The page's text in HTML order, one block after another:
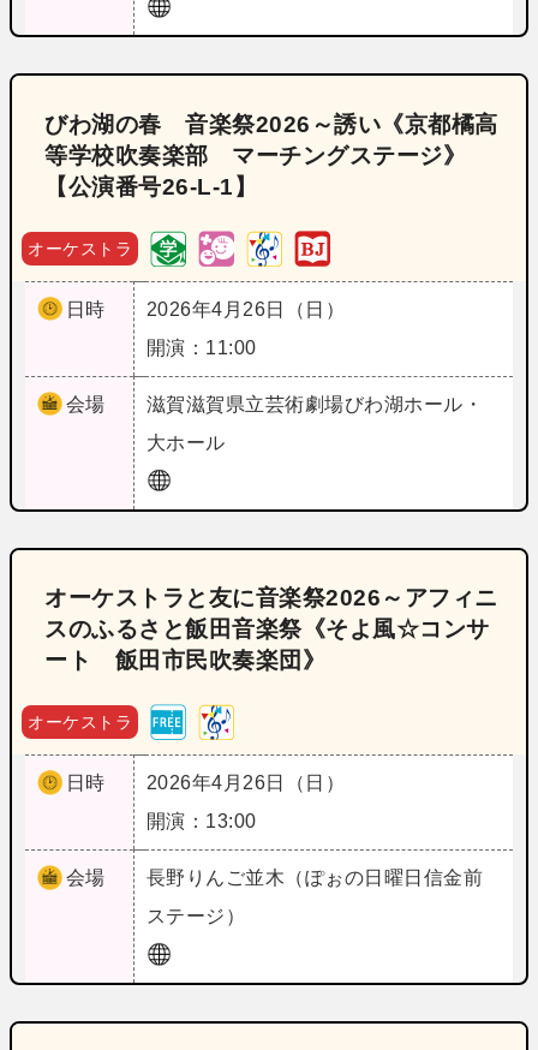
びわ湖の春 音楽祭2026～誘い《京都橘高
等学校吹奏楽部 マーチングステージ》
【公演番号26‐L‐1】
オーケストラ
日時
2026年4月26日（日）
開演：11:00
会場 滋賀滋賀県立芸術劇場びわ湖ホール・
大ホール
オーケストラと友に音楽祭2026～アフィニ
スのふるさと飯田音楽祭《そよ風☆コンサ
ート 飯田市民吹奏楽団》
オーケストラ
日時
2026年4月26日（日）
開演：13:00
会場 長野 りんご並木（ぽぉの日曜日信金前
ステージ）